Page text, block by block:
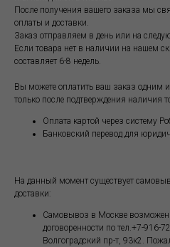
После получения вашего заказа мы
оплаты и доставки.
Заказ отправляем в день или на
Если товара нет в наличии на нашем
составляет 6-8 недель.
Вы можете оплатить ваш заказ одним
только после подтверждения наличия
Оплата картой через систему
Банковский перевод для
На данный момент существует
доставки:
Самовывоз в Москве возможен
договоренности по тел.+7-916-
Волгоградский пр-т, 93к2.